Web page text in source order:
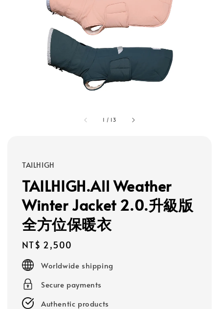
1 / 13
TAILHIGH
TAILHIGH.All Weather
Winter Jacket 2.0.升級版
全方位保暖衣
Regular
price
NT$ 2,500
Worldwide shipping
Secure payments
Authentic products